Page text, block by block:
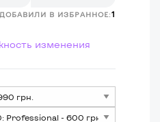
ДОБАВИЛИ В ИЗБРАННОЕ:1
изменения